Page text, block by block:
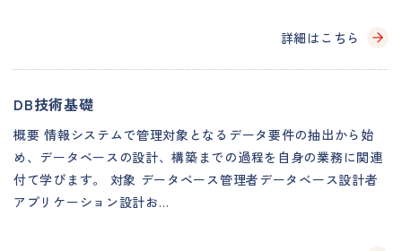
詳細はこちら
DB技術基礎
概要 情報システムで管理対象となるデータ要件の抽出から始
め、データベースの設計、構築までの過程を自身の業務に関連
付て学びます。 対象 データベース管理者データベース設計者
アプリケーション設計お…